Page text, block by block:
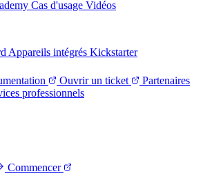
Cas d'usage Vidéos
Appareils intégrés Kickstarter
Ouvrir un ticket
Partenaires
professionnels
Commencer